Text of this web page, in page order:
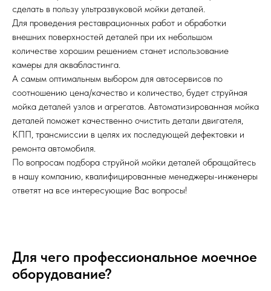
сделать в пользу ультразвуковой мойки деталей.
Для проведения реставрационных работ и обработки
внешних поверхностей деталей при их небольшом
количестве хорошим решением станет использование
камеры для аквабластинга.
А самым оптимальным выбором для автосервисов по
соотношению цена/качество и количество, будет струйная
мойка деталей узлов и агрегатов. Автоматизированная мойка
деталей поможет качественно очистить детали двигателя,
КПП, трансмиссии в целях их последующей дефектовки и
ремонта автомобиля.
По вопросам подбора струйной мойки деталей обращайтесь
в нашу компанию, квалифицированные менеджеры-инженеры
ответят на все интересующие Вас вопросы!
Для чего профессиональное моечное
оборудование?